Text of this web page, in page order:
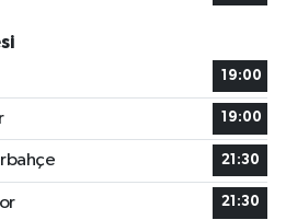
19:00
19:00
21:30
21:30